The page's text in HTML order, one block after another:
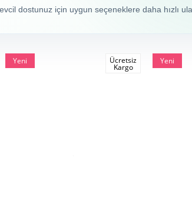
dostunuz için uygun seçeneklere daha hızlı
Yeni
Ücretsiz
Kargo
Yeni